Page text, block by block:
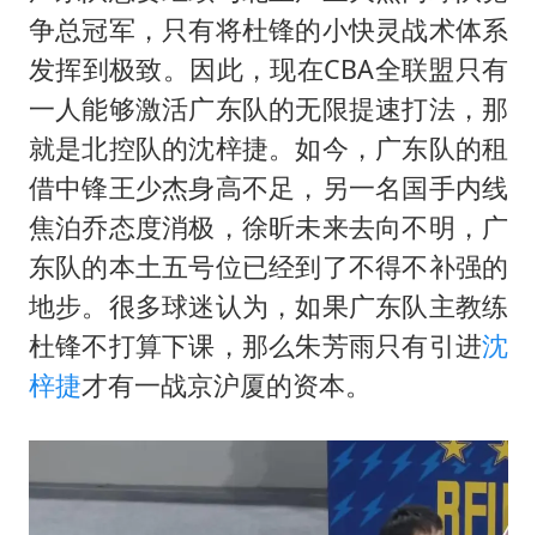
争总冠军，只有将杜锋的小快灵战术体系
发挥到极致。因此，现在CBA全联盟只有
一人能够激活广东队的无限提速打法，那
就是北控队的沈梓捷。如今，广东队的租
借中锋王少杰身高不足，另一名国手内线
焦泊乔态度消极，徐昕未来去向不明，广
东队的本土五号位已经到了不得不补强的
地步。很多球迷认为，如果广东队主教练
杜锋不打算下课，那么朱芳雨只有引进沈
梓捷才有一战京沪厦的资本。